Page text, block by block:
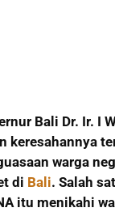
Bali Dr. Ir. I
keresahannya
warga
di Bali. Salah
itu menikahi